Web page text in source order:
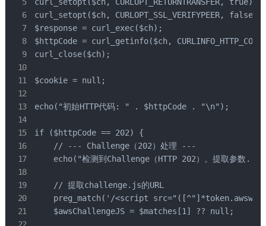
curl_setopt($ch, CURLOPT_SSL_VERIFYPEER, false);
$response = curl_exec($ch);
$httpCode = curl_getinfo($ch,
curl_close($ch);
$cookie = null;
echo("初始HTTP代码: " . $httpCode . "\n");
if ($httpCode == 202) {
    // --- Challenge（202）处理 ---
echo("检测到Challenge（HTTP 202）。提取参数
    // 提取challenge.js的URL
preg_match('/<script
    $awsChallengeJS = $matches[1] ?? null;